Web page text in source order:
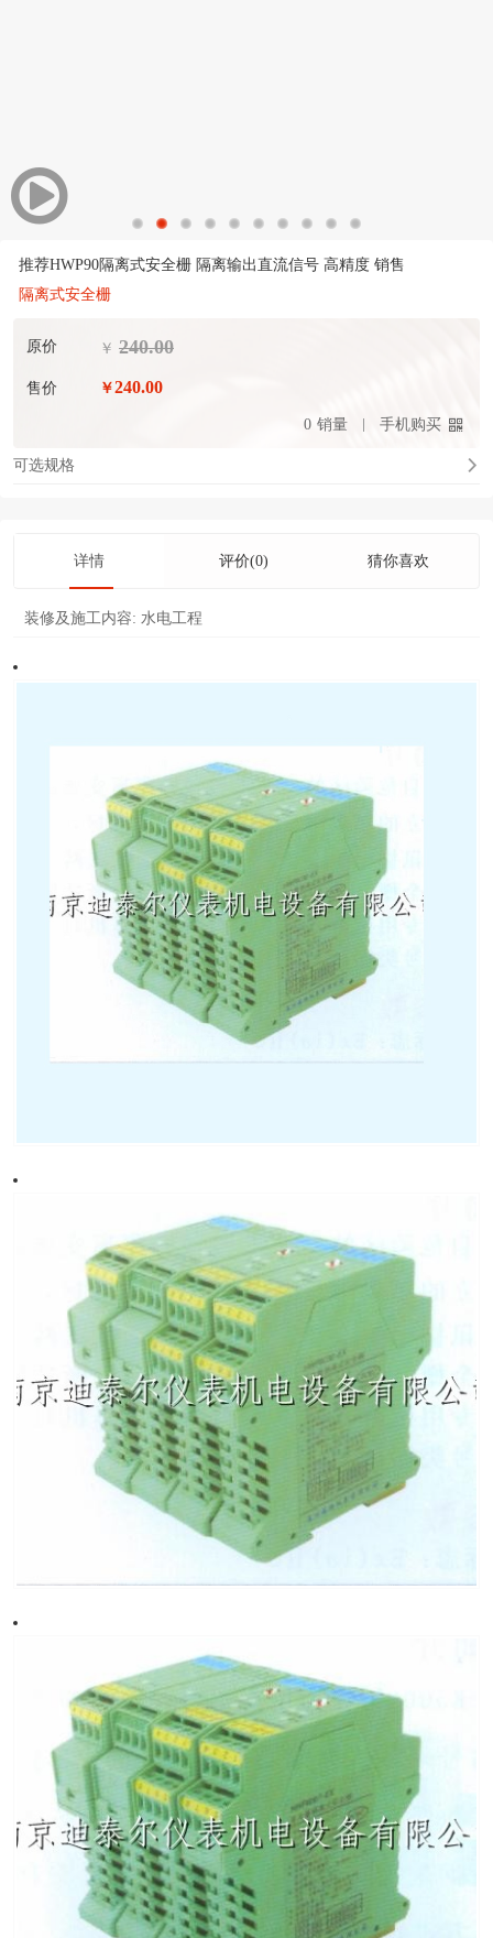
推荐HWP90隔离式安全栅 隔离输出直流信号 高精度 销售
隔离式安全栅
原价 ￥ 240.00
售价 ￥240.00
0 销量 手机购买
可选规格
详情 评价(0) 猜你喜欢
装修及施工内容: 水电工程